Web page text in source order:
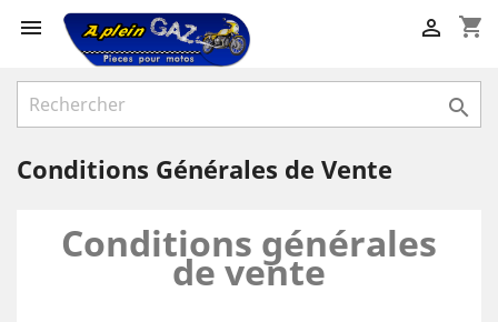
 shopping_cart


Conditions Générales de Vente
Conditions générales
de vente